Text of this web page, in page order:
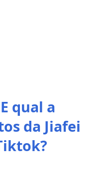
qual a
da Jiafei